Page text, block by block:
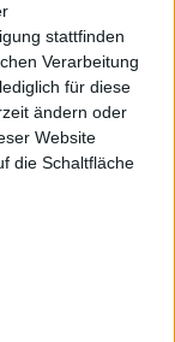
stattfinden
Verarbeitung
für diese
ändern oder
Website
die Schaltfläche
7/10